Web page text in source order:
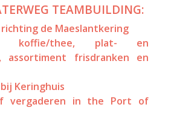
TEAMBUILDING:
de Maeslantkering
koffie/thee, plat- en
assortiment frisdranken en
Keringhuis
vergaderen in the Port of